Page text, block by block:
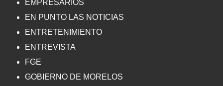
EMPRESARIOS
EN PUNTO LAS NOTICIAS
ENTRETENIMIENTO
ENTREVISTA
FGE
GOBIERNO DE MORELOS